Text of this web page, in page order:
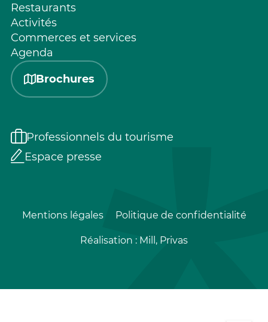
Restaurants
Activités
Commerces et services
Agenda
Brochures
Professionnels du tourisme
Espace presse
Mentions légales Politique de confidentialité
Réalisation : Mill, Privas